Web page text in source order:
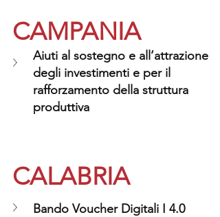
CAMPANIA
Aiuti al sostegno e all’attrazione
degli investimenti e per il
rafforzamento della struttura
produttiva
CALABRIA
Bando Voucher Digitali I 4.0